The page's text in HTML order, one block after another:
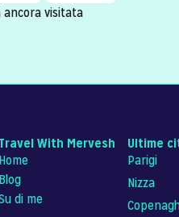
ancora visitata
Travel With Mervesh
Home
Blog
di me
Ultime
Parigi
Nizza